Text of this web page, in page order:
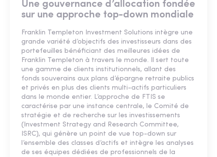
Une gouvernance d’allocation fondée
sur une approche top-down mondiale
Franklin Templeton Investment Solutions intègre une
grande variété d’objectifs des investisseurs dans des
portefeuilles bénéficiant des meilleures idées de
Franklin Templeton à travers le monde. Il sert toute
une gamme de clients institutionnels, allant des
fonds souverains aux plans d’épargne retraite publics
et privés en plus des clients multi-actifs particuliers
dans le monde entier. L’approche de FTIS se
caractérise par une instance centrale, le Comité de
stratégie et de recherche sur les investissements
(Investment Strategy and Research Committee,
ISRC), qui génère un point de vue top-down sur
l’ensemble des classes d’actifs et intègre les analyses
de ses équipes dédiées de professionnels de la